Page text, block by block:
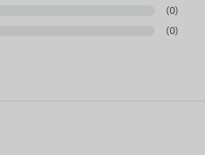
(0)
(0)